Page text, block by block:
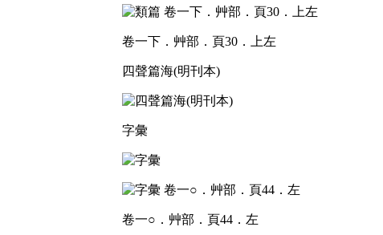
卷一下．艸部．頁30．上左
四聲篇海(明刊本)
字彙
卷一○．艸部．頁44．左